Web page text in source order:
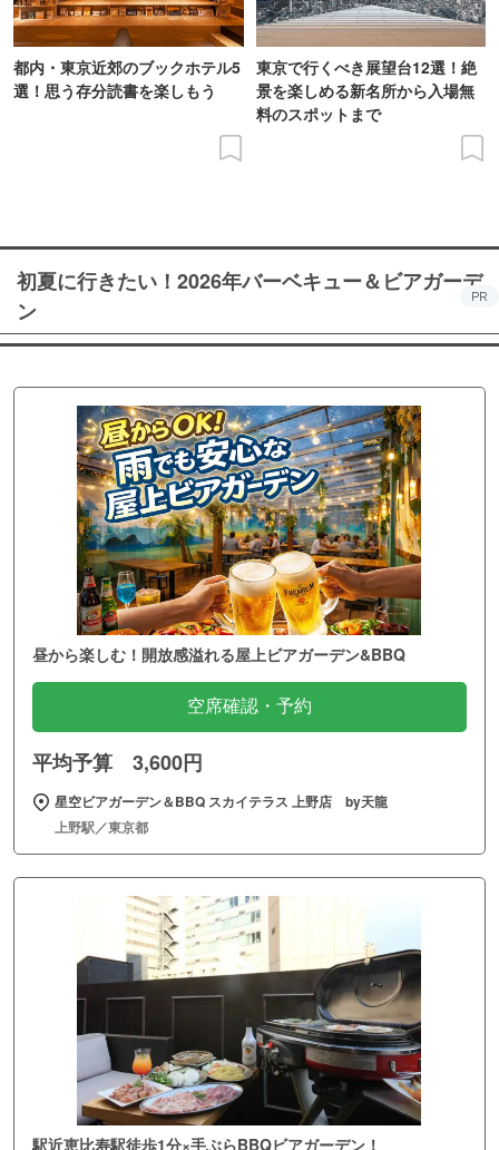
都内・東京近郊のブックホテル5
選！思う存分読書を楽しもう
東京で行くべき展望台12選！絶
景を楽しめる新名所から入場無
料のスポットまで
初夏に行きたい！2026年バーベキュー＆ビアガーデ
ン
PR
昼から楽しむ！開放感溢れる屋上ビアガーデン&BBQ
空席確認・予約
平均予算 3,600円
星空ビアガーデン＆BBQ スカイテラス 上野店 by天龍
上野駅／東京都
駅近恵比寿駅徒歩1分×手ぶらBBQビアガーデン！